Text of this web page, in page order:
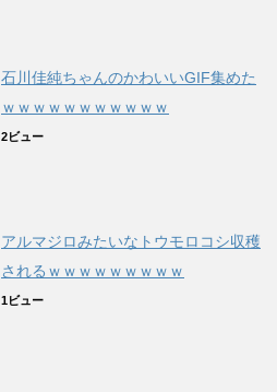
石川佳純ちゃんのかわいいGIF集めた
ｗｗｗｗｗｗｗｗｗｗｗ
2ビュー
アルマジロみたいなトウモロコシ収穫
されるｗｗｗｗｗｗｗｗｗ
1ビュー